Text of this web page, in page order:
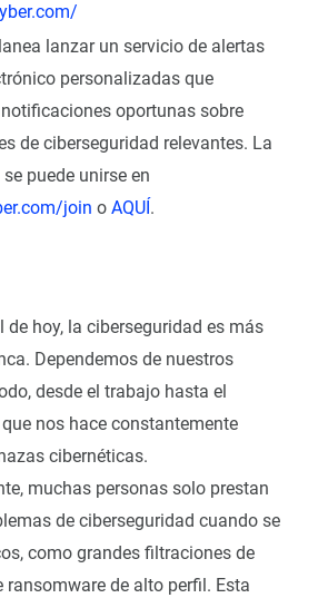
lanzar un servicio de alertas
personalizadas que
oportunas sobre
de ciberseguridad relevantes. La
se puede unirse en
join o AQUÍ .
de hoy, la ciberseguridad es más
Dependemos de nuestros
desde el trabajo hasta el
nos hace constantemente
cibernéticas.
muchas personas solo prestan
de ciberseguridad cuando se
como grandes filtraciones de
ransomware de alto perfil. Esta